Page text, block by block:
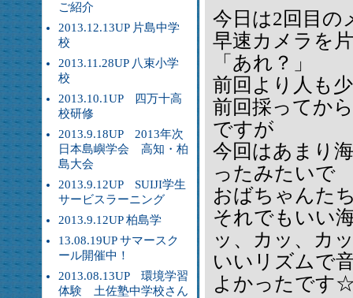
ご紹介
2013.12.13UP 片島中学
校
2013.11.28UP 八束小学
校
2013.10.1UP 四万十高
校研修
2013.9.18UP 2013年次
日本島嶼学会 高知・柏
島大会
2013.9.12UP SUIJI学生
サービスラーニング
2013.9.12UP 柏島学
13.08.19UP サマースク
ール開催中！
2013.08.13UP 環境学習
体験 土佐塾中学校さん
今日は2回目の
早速カメラを
「あれ？」
前回より人も
前回採ってか
ですが
今回はあまり
ったみたいで
おばちゃんた
それでもいい
ッ、カッ、カ
いいリズムで
よかったです